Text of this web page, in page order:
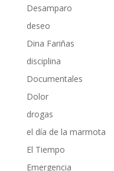
Desamparo
deseo
Dina Fariñas
disciplina
Documentales
Dolor
drogas
el día de la marmota
El Tiempo
Emergencia